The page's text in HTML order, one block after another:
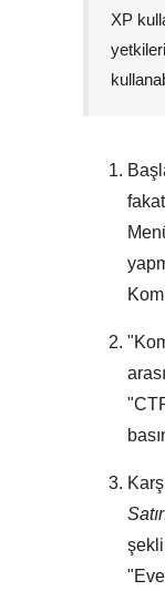
XP
fakat
"
"
"